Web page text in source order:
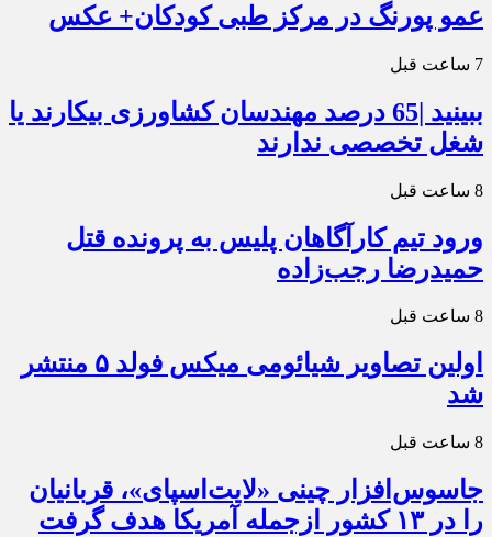
عمو پورنگ در مرکز طبی کودکان+ عکس
7 ساعت قبل
ببینید |65 درصد مهندسان کشاورزی بیکارند یا
شغل تخصصی ندارند
8 ساعت قبل
ورود تیم کارآگاهان پلیس به پرونده قتل
حمیدرضا رجب‌زاده
8 ساعت قبل
اولین تصاویر شیائومی میکس فولد ۵ منتشر
شد
8 ساعت قبل
جاسوس‌افزار چینی «لایت‌اسپای»، قربانیان
را در ۱۳ کشور ازجمله آمریکا هدف گرفت